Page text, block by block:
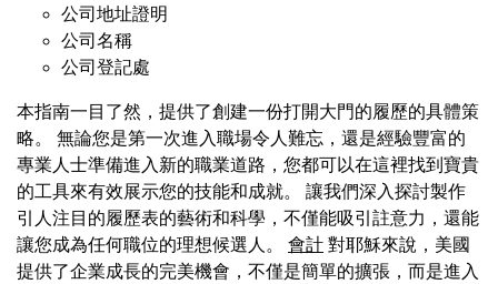
公司地址證明
公司名稱
公司登記處
本指南一目了然，提供了創建一份打開大門的履歷的具體策
略。 無論您是第一次進入職場令人難忘，還是經驗豐富的
專業人士準備進入新的職業道路，您都可以在這裡找到寶貴
的工具來有效展示您的技能和成就。 讓我們深入探討製作
引人注目的履歷表的藝術和科學，不僅能吸引註意力，還能
讓您成為任何職位的理想候選人。 會計 對耶穌來說，美國
提供了企業成長的完美機會，不僅是簡單的擴張，而是進入